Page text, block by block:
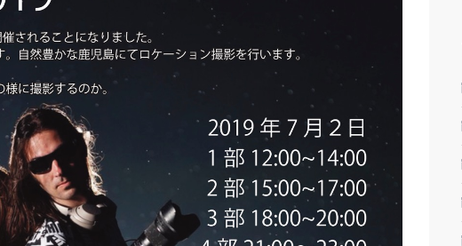
ダ
児
島